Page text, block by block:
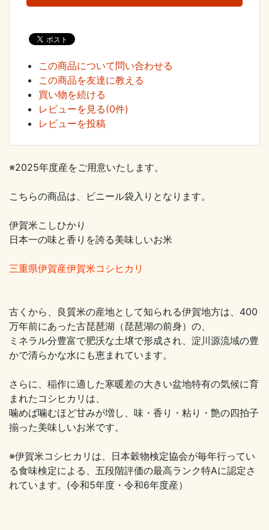
この商品について問い合わせる
この商品を友達に教える
買い物を続ける
レビューを見る(0件)
レビューを投稿
※2025年度産をご用意いたします。
こちらの商品は、ビニール袋入りとなります。
伊賀米こしひかり
日本一の味と香りを誇る美味しいお米
三重県伊賀産伊賀米コシヒカリ
古くから、良質米の産地として知られる伊賀地方は、400
万年前にあった古琵琶湖（琵琶湖の前身）の、
ミネラル分豊富で肥沃な土壌で形成され、淀川源流域の豊
かで清らかな水にも恵まれています。
さらに、稲作に適した寒暖差の大きい盆地特有の気候に育
まれたコシヒカリは、
噛めば噛むほど甘みが増し、味・香り・粘り・艶の四拍子
揃った美味しいお米です。
※伊賀米コシヒカリは、日本穀物検定協会が毎年行ってい
る食味検定による、五段階評価の最高ランク特Aに認定さ
れています。(令和5年度・令和6年度産）